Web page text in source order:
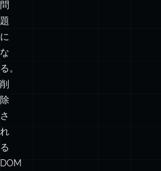
い
る
と
き
に
問
題
に
な
る。
削